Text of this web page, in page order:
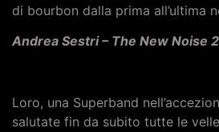
di bourbon dalla prima all’ultima
Andrea Sestri – The New Noise
Loro, una Superband
salutate fin da subito tutte le